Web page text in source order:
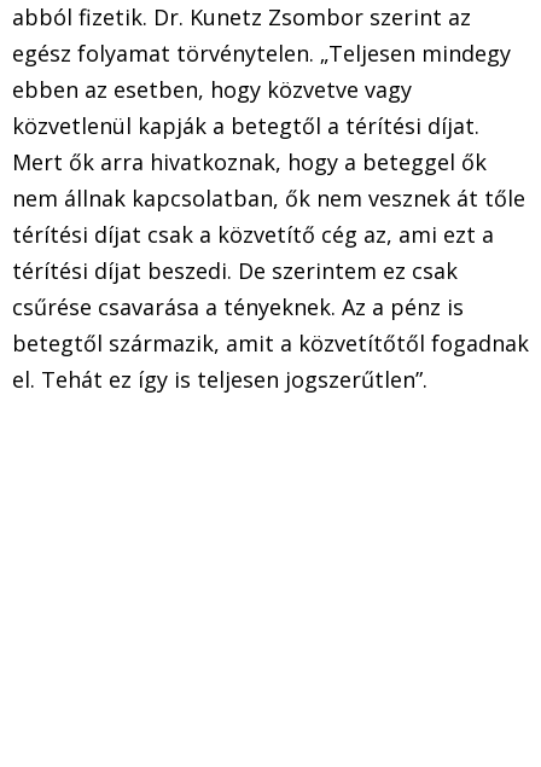
abból fizetik. Dr. Kunetz Zsombor szerint az
egész folyamat törvénytelen. „Teljesen mindegy
ebben az esetben, hogy közvetve vagy
közvetlenül kapják a betegtől a térítési díjat.
Mert ők arra hivatkoznak, hogy a beteggel ők
nem állnak kapcsolatban, ők nem vesznek át tőle
térítési díjat csak a közvetítő cég az, ami ezt a
térítési díjat beszedi. De szerintem ez csak
csűrése csavarása a tényeknek. Az a pénz is
betegtől származik, amit a közvetítőtől fogadnak
el. Tehát ez így is teljesen jogszerűtlen”.